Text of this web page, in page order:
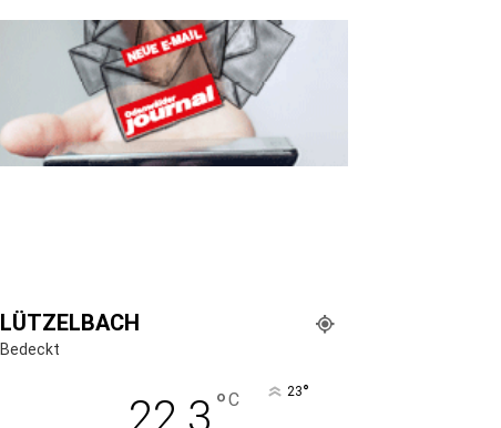
LÜTZELBACH
Bedeckt
22.3 °C 23°